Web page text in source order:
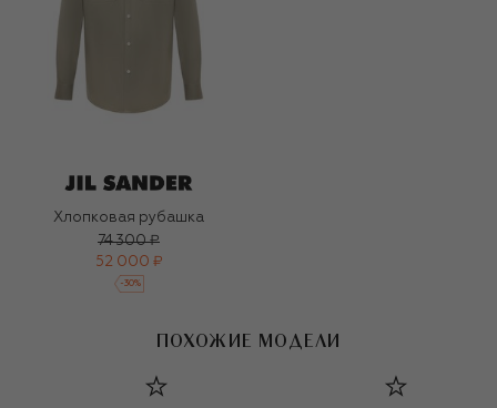
Хлопковая рубашка
74 300 ₽
52 000 ₽
-30%
ПОХОЖИЕ МОДЕЛИ